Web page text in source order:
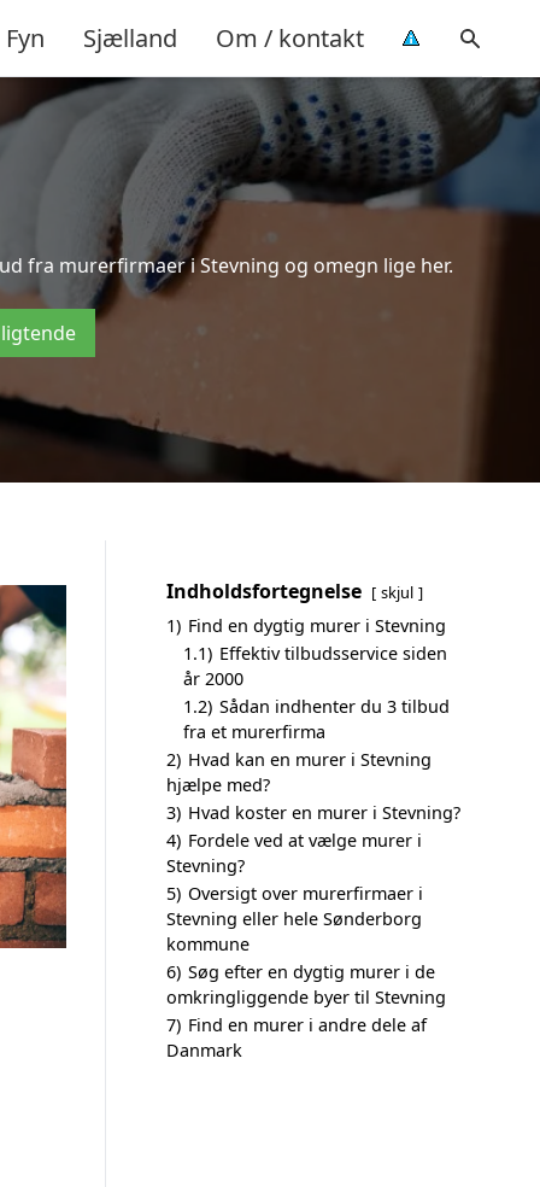
Fyn Sjælland Om / kontakt
fra murerfirmaer i Stevning og omegn lige her.
Indholdsfortegnelse skjul
1) Find en dygtig murer i Stevning
1.1) Effektiv tilbudsservice siden
år 2000
1.2) Sådan indhenter du 3 tilbud
fra et murerfirma
2) Hvad kan en murer i Stevning
hjælpe med?
3) Hvad koster en murer i Stevning?
4) Fordele ved at vælge murer i
Stevning?
5) Oversigt over murerfirmaer i
Stevning eller hele Sønderborg
kommune
6) Søg efter en dygtig murer i de
omkringliggende byer til Stevning
7) Find en murer i andre dele af
Danmark